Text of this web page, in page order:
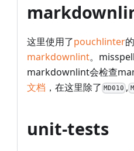
这里使用了pouchlinter
markdownlint。
markdownlint会检查
文档 ，在这里除了 MD010 ,
unit-tests